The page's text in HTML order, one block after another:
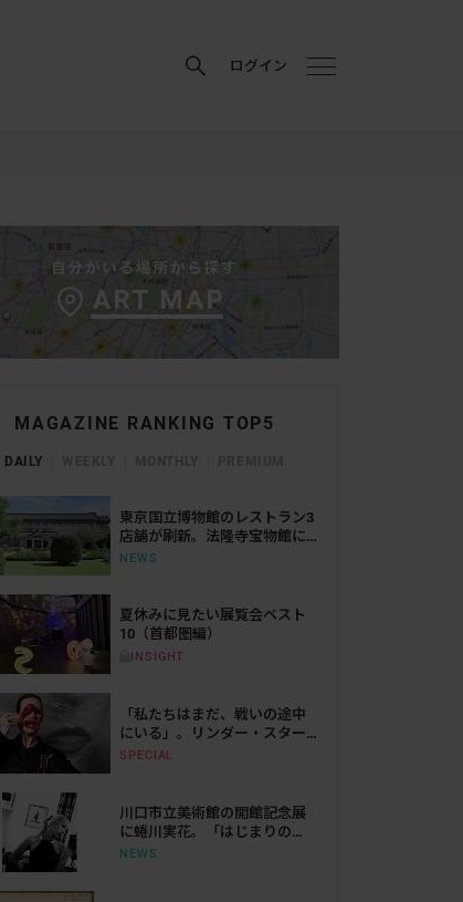
ログイン
MAGAZINE RANKING TOP5
DAILY
東京国立博物館のレストラン3
店舗が刷新。法隆寺宝物館に
は「鮨会席 おく乃」がオープ
NEWS
夏休みに見たい展覧会ベスト
10（首都圏編）
INSIGHT
「私たちはまだ、戦いの途中
にいる」。リンダー・スター
リングが語る、表現と抵抗の
SPECIAL
川口市立美術館の開館記念展
に蜷川実花。「はじまりの
光」で創作の原点をたどる
NEWS